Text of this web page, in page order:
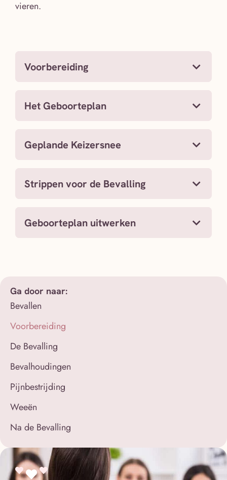
Ga door naar:
Bevallen
Voorbereiding
De Bevalling
Bevalhoudingen
Pijnbestrijding
Weeën
Na de Bevalling
vieren.
Voorbereiding
Het Geboorteplan
Geplande Keizersnee
Strippen voor de Bevalling
Geboorteplan uitwerken